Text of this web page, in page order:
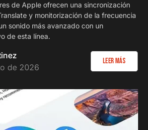
de Apple ofrecen una sincronización
y monitorización de la frecuencia
sonido más avanzado con un
de esta línea.
de 2026
Leer más